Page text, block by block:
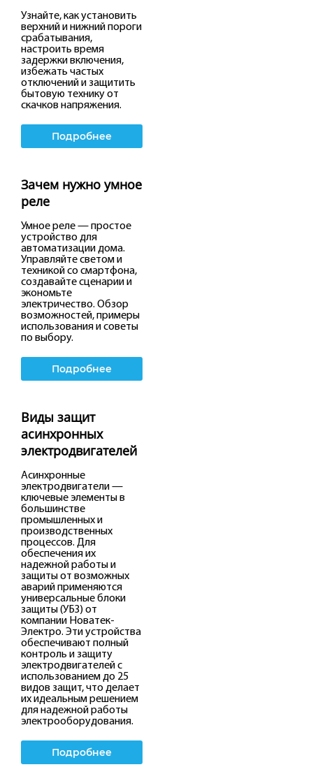
Узнайте, как установить
верхний и нижний пороги
срабатывания,
настроить время
задержки включения,
избежать частых
отключений и защитить
бытовую технику от
скачков напряжения.
Подробнее
Зачем нужно умное
реле
Умное реле — простое
устройство для
автоматизации дома.
Управляйте светом и
техникой со смартфона,
создавайте сценарии и
экономьте
электричество. Обзор
возможностей, примеры
использования и советы
по выбору.
Подробнее
Виды защит
асинхронных
электродвигателей
Асинхронные
электродвигатели —
ключевые элементы в
большинстве
промышленных и
производственных
процессов. Для
обеспечения их
надежной работы и
защиты от возможных
аварий применяются
универсальные блоки
защиты (УБЗ) от
компании Новатек-
Электро. Эти устройства
обеспечивают полный
контроль и защиту
электродвигателей с
использованием до 25
видов защит, что делает
их идеальным решением
для надежной работы
электрооборудования.
Подробнее